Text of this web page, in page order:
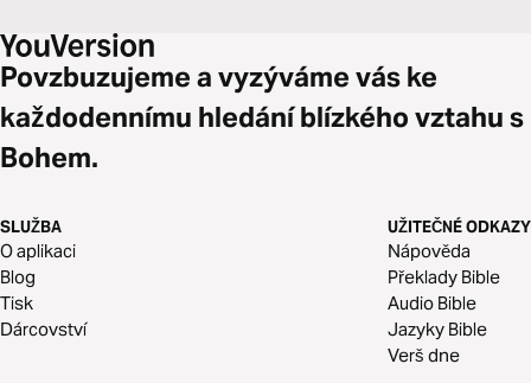
Povzbuzujeme a vyzýváme vás ke
každodennímu hledání blízkého vztahu s
Bohem.
SLUŽBA
O aplikaci
Blog
Tisk
Dárcovství
UŽITEČNÉ ODKAZY
Nápověda
Překlady Bible
Audio Bible
Jazyky Bible
Verš dne